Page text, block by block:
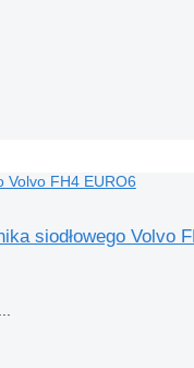
siodłowego Volvo